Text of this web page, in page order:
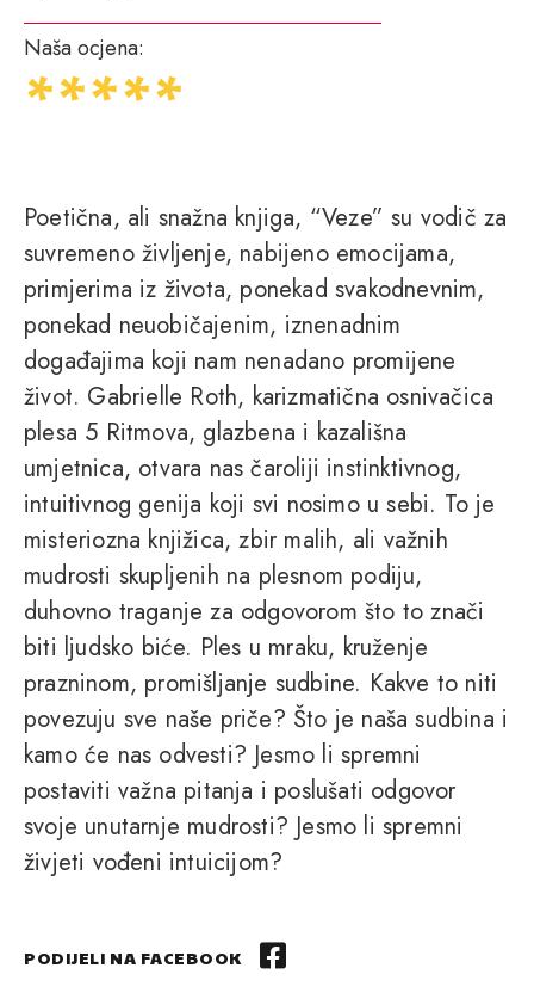
Naša ocjena:
Poetična, ali snažna knjiga, “Veze” su vodič za
suvremeno življenje, nabijeno emocijama,
primjerima iz života, ponekad svakodnevnim,
ponekad neuobičajenim, iznenadnim
događajima koji nam nenadano promijene
život. Gabrielle Roth, karizmatična osnivačica
plesa 5 Ritmova, glazbena i kazališna
umjetnica, otvara nas čaroliji instinktivnog,
intuitivnog genija koji svi nosimo u sebi. To je
misteriozna knjižica, zbir malih, ali važnih
mudrosti skupljenih na plesnom podiju,
duhovno traganje za odgovorom što to znači
biti ljudsko biće. Ples u mraku, kruženje
prazninom, promišljanje sudbine. Kakve to niti
povezuju sve naše priče? Što je naša sudbina i
kamo će nas odvesti? Jesmo li spremni
postaviti važna pitanja i poslušati odgovor
svoje unutarnje mudrosti? Jesmo li spremni
živjeti vođeni intuicijom?
PODIJELI NA FACEBOOK